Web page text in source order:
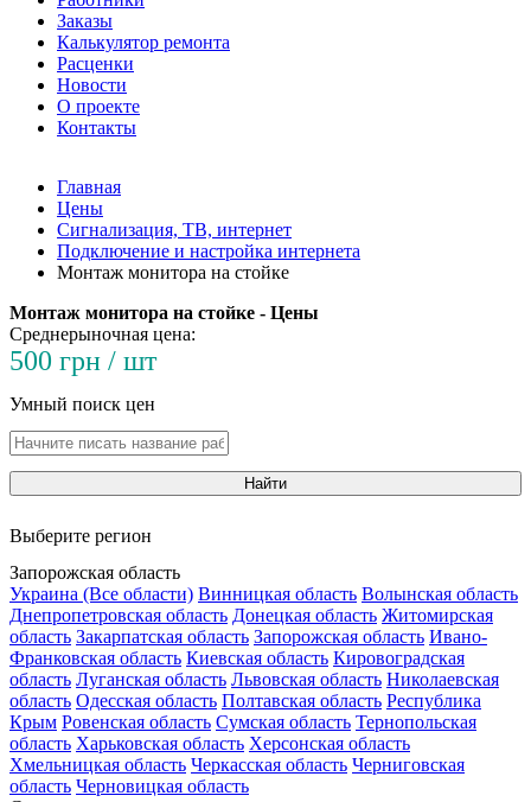
Заказы
Калькулятор ремонта
Расценки
Новости
О проекте
Контакты
Главная
Цены
Сигнализация, ТВ, интернет
Подключение и настройка интернета
Монтаж монитора на стойке
Монтаж монитора на стойке - Цены
Среднерыночная цена:
500 грн / шт
Умный поиск цен
Найти
Выберите регион
Запорожская область
Украина (Все области) Винницкая область Волынская область
Днепропетровская область Донецкая область Житомирская
область Закарпатская область Запорожская область Ивано-
Франковская область Киевская область Кировоградская
область Луганская область Львовская область Николаевская
область Одесская область Полтавская область Республика
Крым Ровенская область Сумская область Тернопольская
область Харьковская область Херсонская область
Хмельницкая область Черкасская область Черниговская
область Черновицкая область